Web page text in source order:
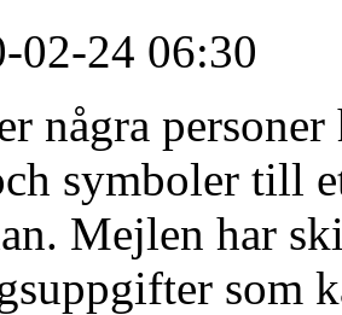
02-24 06:30
några
symboler till
Mejlen har
som